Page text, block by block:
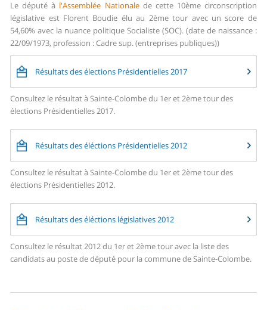
Le député à l'Assemblée Nationalede cette 10ème circonscription
législative est Florent Boudie élu au 2ème tour avec un score de
54,60% avec la nuance politique Socialiste (SOC). (date de naissance :
22/09/1973, profession : Cadre sup. (entreprises publiques))
Résultats des élections Présidentielles 2017
Consultez le résultat à Sainte-Colombe du 1er et 2ème tour des
élections Présidentielles 2017.
Résultats des éléctions Présidentielles 2012
Consultez le résultat à Sainte-Colombe du 1er et 2ème tour des
élections Présidentielles 2012.
Résultats des éléctions législatives 2012
Consultez le résultat 2012 du 1er et 2ème tour avec la liste des
candidats au poste de député pour la commune de Sainte-Colombe.